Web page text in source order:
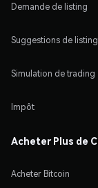
Demande de listing
Suggestions de listing
Simulation de trading
Impôt
Acheter Plus de
Acheter Bitcoin